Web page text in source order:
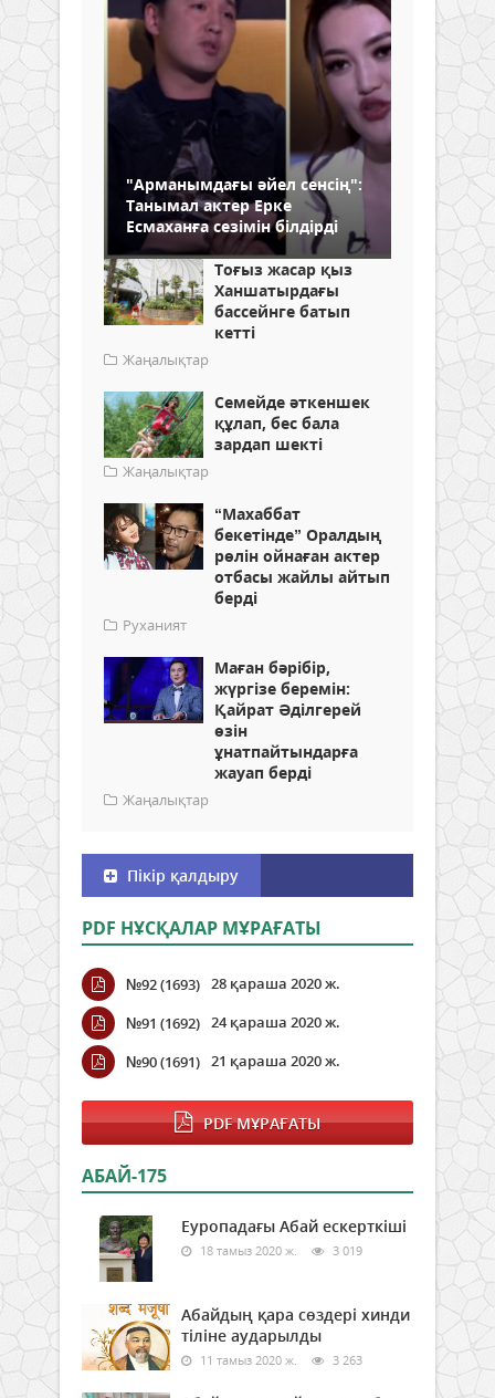
"Арманымдағы әйел сенсің":
Танымал актер Ерке
Есмаханға сезімін білдірді
Тоғыз жасар қыз
Ханшатырдағы
бассейнге батып
кетті
Жаңалықтар
Семейде әткеншек
құлап, бес бала
зардап шекті
Жаңалықтар
“Махаббат
бекетінде” Оралдың
рөлін ойнаған актер
отбасы жайлы айтып
берді
Руханият
Маған бәрібір,
жүргізе беремін:
Қайрат Әділгерей
өзін
ұнатпайтындарға
жауап берді
Жаңалықтар
Пікір қалдыру
PDF НҰСҚАЛАР МҰРАҒАТЫ
№92 (1693) 28 қараша 2020 ж.
№91 (1692) 24 қараша 2020 ж.
№90 (1691) 21 қараша 2020 ж.
PDF МҰРАҒАТЫ
АБАЙ-175
Еуропадағы Абай ескерткіші
18 тамыз 2020 ж. 3 019
Абайдың қара сөздері хинди
тіліне аударылды
11 тамыз 2020 ж. 3 263